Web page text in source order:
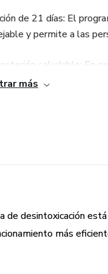
de 21 días: El
y permite a las
saludable: En
una variedad de
y desintoxicación: A
que pueden ayudar
más
de desintoxicación
más